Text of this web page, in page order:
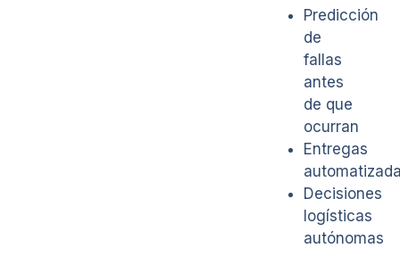
Predicción
de
fallas
antes
de que
ocurran
Entregas
Decisiones
logísticas
autónomas